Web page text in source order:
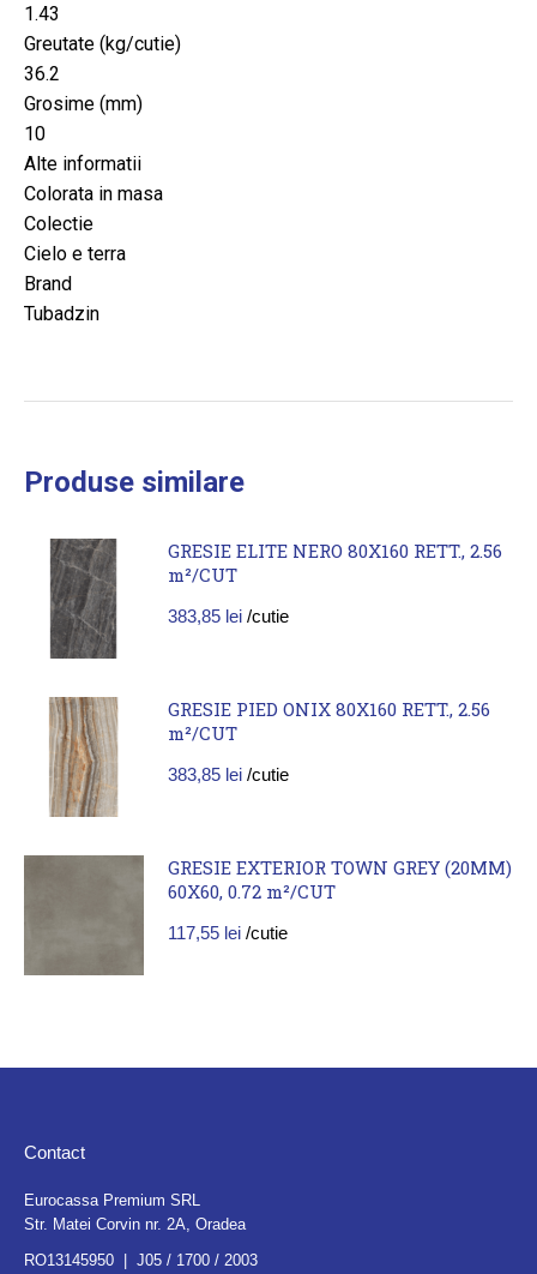
1.43
Greutate (kg/cutie)
36.2
Grosime (mm)
10
Alte informatii
Colorata in masa
Colectie
Cielo e terra
Brand
Tubadzin
Produse similare
GRESIE ELITE NERO 80X160 RETT., 2.56
m²/CUT
383,85 lei /cutie
GRESIE PIED ONIX 80X160 RETT., 2.56
m²/CUT
383,85 lei /cutie
GRESIE EXTERIOR TOWN GREY (20MM)
60X60, 0.72 m²/CUT
117,55 lei /cutie
Contact
Eurocassa Premium SRL
Str. Matei Corvin nr. 2A, Oradea
RO13145950 | J05 / 1700 / 2003